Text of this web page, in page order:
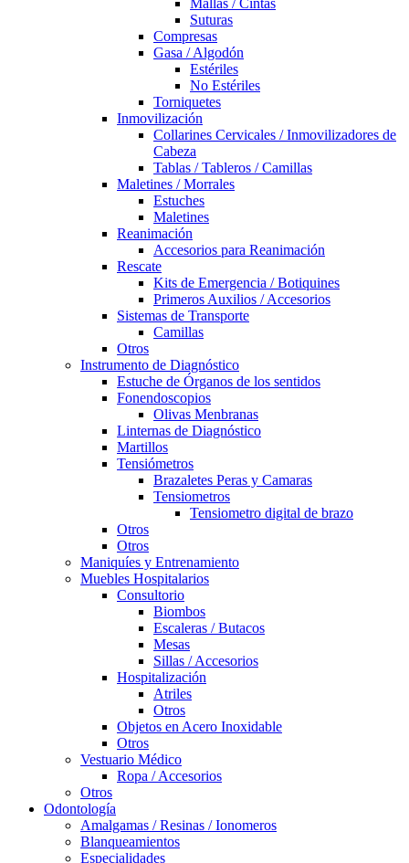
Mallas / Cintas
Suturas
Compresas
Gasa / Algodón
Estériles
No Estériles
Torniquetes
Inmovilización
Collarines Cervicales / Inmovilizadores de
Cabeza
Tablas / Tableros / Camillas
Maletines / Morrales
Estuches
Maletines
Reanimación
Accesorios para Reanimación
Rescate
Kits de Emergencia / Botiquines
Primeros Auxilios / Accesorios
Sistemas de Transporte
Camillas
Otros
Instrumento de Diagnóstico
Estuche de Órganos de los sentidos
Fonendoscopios
Olivas Menbranas
Linternas de Diagnóstico
Martillos
Tensiómetros
Brazaletes Peras y Camaras
Tensiometros
Tensiometro digital de brazo
Otros
Otros
Maniquíes y Entrenamiento
Muebles Hospitalarios
Consultorio
Biombos
Escaleras / Butacos
Mesas
Sillas / Accesorios
Hospitalización
Atriles
Otros
Objetos en Acero Inoxidable
Otros
Vestuario Médico
Ropa / Accesorios
Otros
Odontología
Amalgamas / Resinas / Ionomeros
Blanqueamientos
Especialidades